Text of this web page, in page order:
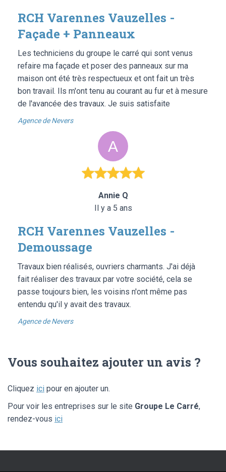
RCH Varennes Vauzelles -
Façade + Panneaux
Les techniciens du groupe le carré qui sont venus
refaire ma façade et poser des panneaux sur ma
maison ont été très respectueux et ont fait un très
bon travail. Ils m'ont tenu au courant au fur et à mesure
de l'avancée des travaux. Je suis satisfaite
Agence de Nevers
Annie Q
Il y a 5 ans
RCH Varennes Vauzelles -
Demoussage
Travaux bien réalisés, ouvriers charmants. J'ai déjà
fait réaliser des travaux par votre société, cela se
passe toujours bien, les voisins n'ont même pas
entendu qu'il y avait des travaux.
Agence de Nevers
Vous souhaitez ajouter un avis ?
Cliquez ici pour en ajouter un.
Pour voir les entreprises sur le site Groupe Le Carré,
rendez-vous ici